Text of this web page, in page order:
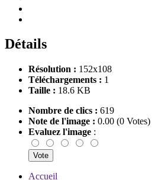
Détails
Résolution : 152x108
Téléchargements : 1
Taille : 18.6 KB
Nombre de clics : 619
Note de l'image : 0.00 (0 Votes)
Evaluez l'image :
Accueil